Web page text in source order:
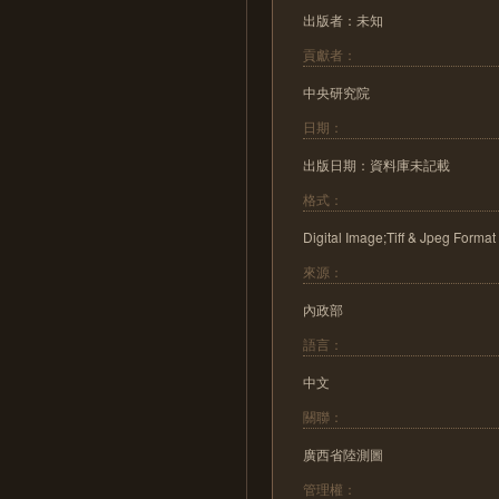
出版者：未知
貢獻者：
中央研究院
日期：
出版日期：資料庫未記載
格式：
Digital Image;Tiff & Jpeg Format
來源：
內政部
語言：
中文
關聯：
廣西省陸測圖
管理權：